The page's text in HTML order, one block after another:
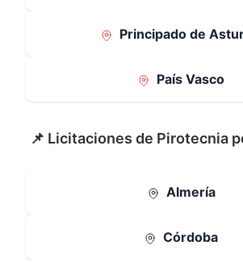
Principado de
País Vasco
📌 Licitaciones de Pirotecnia
Almería
Córdoba